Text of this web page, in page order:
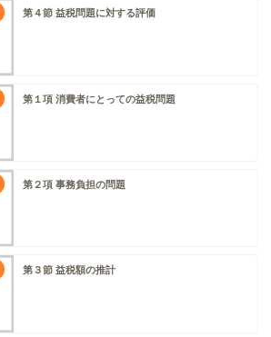
第４節 益税問題に対する評価
第１項 消費者にとっての益税問題
第２項 事務負担の問題
第３節 益税額の推計